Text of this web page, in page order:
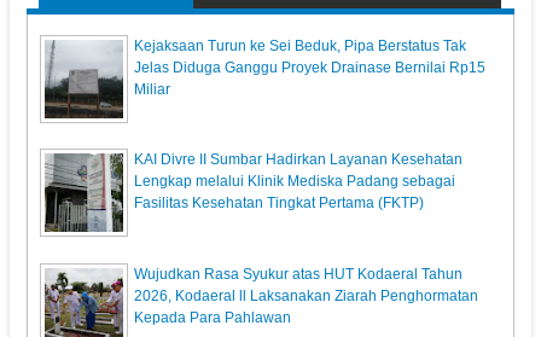
Kejaksaan Turun ke Sei Beduk, Pipa Berstatus Tak
Jelas Diduga Ganggu Proyek Drainase Bernilai Rp15
Miliar
KAI Divre II Sumbar Hadirkan Layanan Kesehatan
Lengkap melalui Klinik Mediska Padang sebagai
Fasilitas Kesehatan Tingkat Pertama (FKTP)
Wujudkan Rasa Syukur atas HUT Kodaeral Tahun
2026, Kodaeral ll Laksanakan Ziarah Penghormatan
Kepada Para Pahlawan